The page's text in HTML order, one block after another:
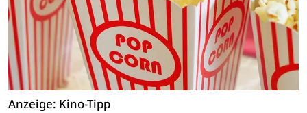
Anzeige: Kino-Tipp